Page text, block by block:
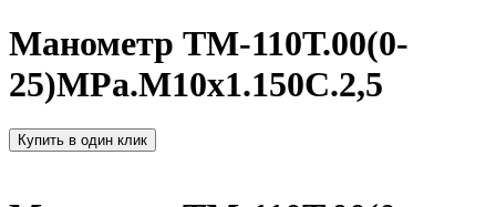
Манометр ТМ-110Т.00(0-
25)MPa.М10х1.150С.2,5
Купить в один клик